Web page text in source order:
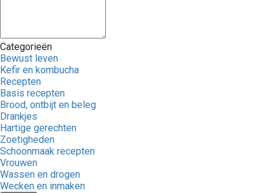
Categorieën
Bewust leven
Kefir en kombucha
Recepten
Basis recepten
Brood, ontbijt en beleg
Drankjes
Hartige gerechten
Zoetigheden
Schoonmaak recepten
Vrouwen
Wassen en drogen
Wecken en inmaken